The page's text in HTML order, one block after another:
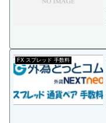
FX スプレッド 手数料